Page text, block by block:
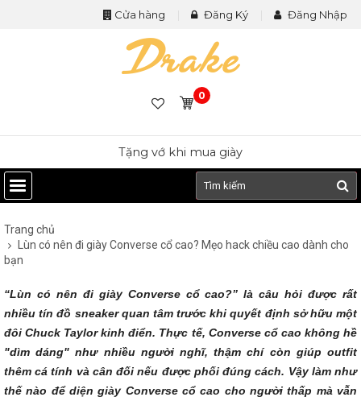
Cửa hàng Đăng Ký Đăng Nhập
0
Tặng vớ khi mua giày
Trang chủ
Lùn có nên đi giày Converse cổ cao? Mẹo hack chiều cao dành cho
bạn
“Lùn có nên đi giày Converse cổ cao?” là câu hỏi được rất
nhiều tín đồ sneaker quan tâm trước khi quyết định sở hữu một
đôi Chuck Taylor kinh điển. Thực tế, Converse cổ cao không hề
"dìm dáng" như nhiều người nghĩ, thậm chí còn giúp outfit
thêm cá tính và cân đối nếu được phối đúng cách. Vậy làm như
thế nào để diện giày Converse cổ cao cho người thấp mà vẫn